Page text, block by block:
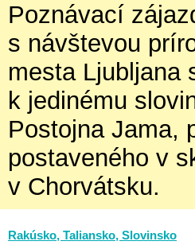
Poznávací
s návštevou
mesta Ljubljana
k jedinému
Postojna Jama,
postaveného v
v Chorvátsku.
Rakúsko, Taliansko, Slovinsko